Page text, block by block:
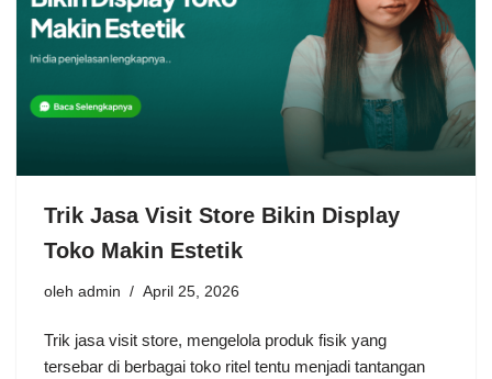
Trik Jasa Visit Store Bikin Display
Toko Makin Estetik
oleh admin April 25, 2026
Trik jasa visit store, mengelola produk fisik yang
tersebar di berbagai toko ritel tentu menjadi tantangan